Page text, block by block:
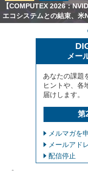
【COMPUTEX 2026：
エコシステムとの結束、米
メー
あなたの課題
ヒントや、各
届けします。
第
メルマガを
メールアド
配信停止